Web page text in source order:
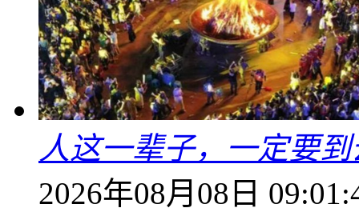
人这一辈子，一定要
2026年08月08日